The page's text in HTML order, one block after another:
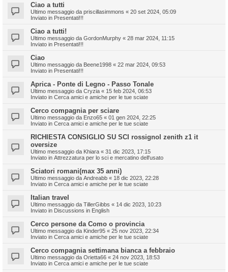
Ciao a tutti
Ultimo messaggio da priscillasimmons « 20 set 2024, 05:09
Inviato in Presentati!!!
Ciao a tutti!
Ultimo messaggio da GordonMurphy « 28 mar 2024, 11:15
Inviato in Presentati!!!
Ciao
Ultimo messaggio da Beene1998 « 22 mar 2024, 09:53
Inviato in Presentati!!!
Aprica - Ponte di Legno - Passo Tonale
Ultimo messaggio da Cryzia « 15 feb 2024, 06:53
Inviato in Cerca amici e amiche per le tue sciate
Cerco compagnia per sciare
Ultimo messaggio da Enzo65 « 01 gen 2024, 22:25
Inviato in Cerca amici e amiche per le tue sciate
RICHIESTA CONSIGLIO SU SCI rossignol zenith z1 it
oversize
Ultimo messaggio da Khiara « 31 dic 2023, 17:15
Inviato in Attrezzatura per lo sci e mercatino dell'usato
Sciatori romani(max 35 anni)
Ultimo messaggio da Andreabb « 18 dic 2023, 22:28
Inviato in Cerca amici e amiche per le tue sciate
Italian travel
Ultimo messaggio da TillerGibbs « 14 dic 2023, 10:23
Inviato in Discussions in English
Cerco persone da Como o provincia
Ultimo messaggio da Kinder95 « 25 nov 2023, 22:34
Inviato in Cerca amici e amiche per le tue sciate
Cerco compagnia settimana bianca a febbraio
Ultimo messaggio da Orietta66 « 24 nov 2023, 18:53
Inviato in Cerca amici e amiche per le tue sciate